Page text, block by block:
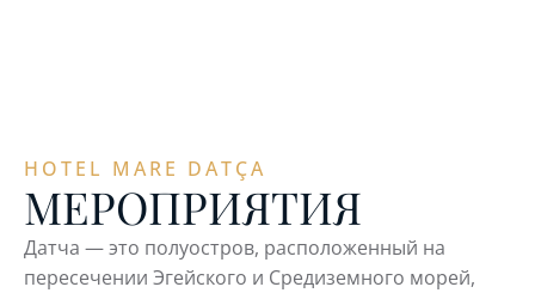
HOTEL MARE DATÇA
МЕРОПРИЯТИЯ
Датча — это полуостров, расположенный на
пересечении Эгейского и Средиземного морей,